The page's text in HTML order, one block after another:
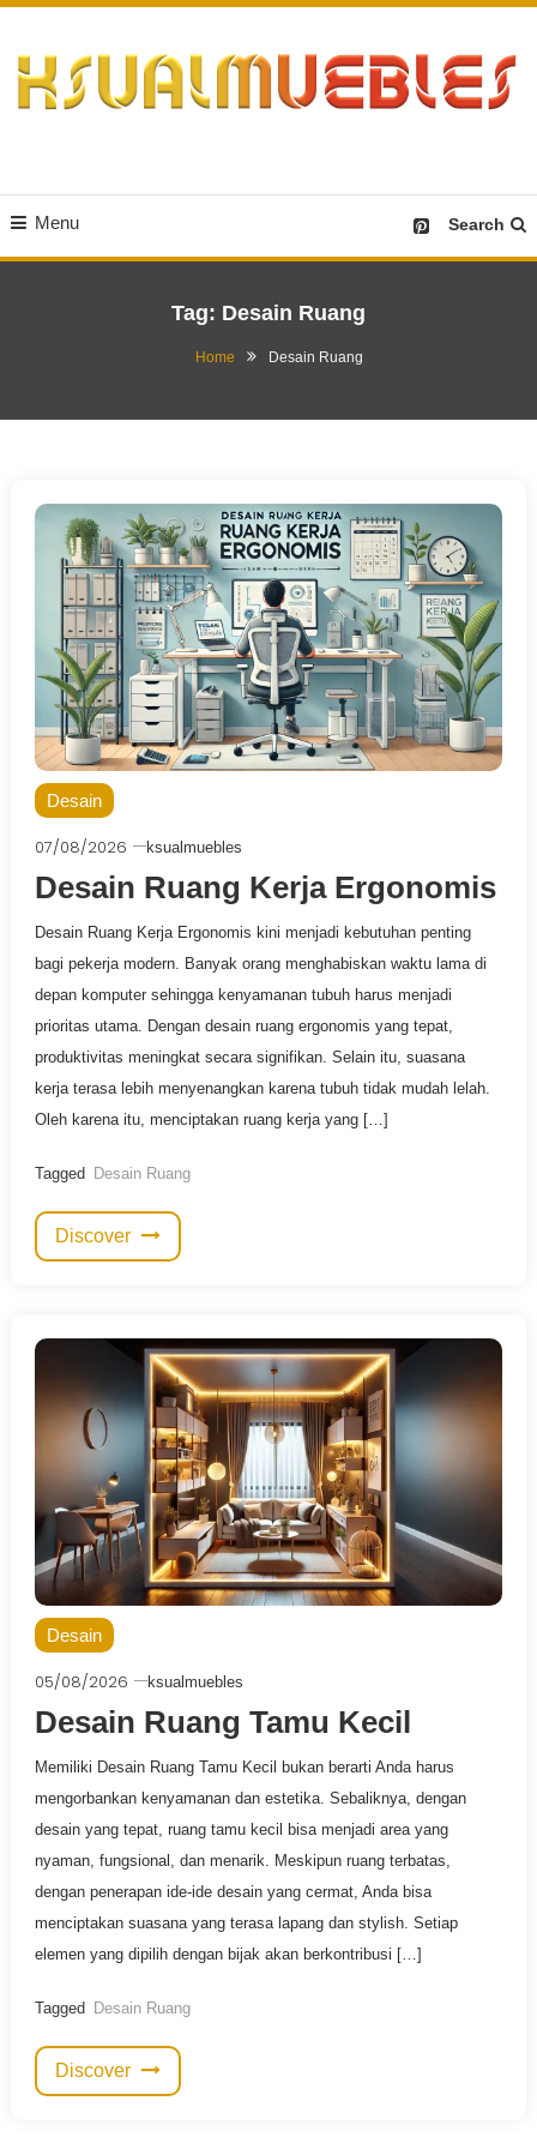
Content
Menu Search
Tag: Desain Ruang
Home Desain Ruang
Desain
07/08/2026 ksualmuebles
Desain Ruang Kerja Ergonomis
Desain Ruang Kerja Ergonomis kini menjadi kebutuhan penting
bagi pekerja modern. Banyak orang menghabiskan waktu lama di
depan komputer sehingga kenyamanan tubuh harus menjadi
prioritas utama. Dengan desain ruang ergonomis yang tepat,
produktivitas meningkat secara signifikan. Selain itu, suasana
kerja terasa lebih menyenangkan karena tubuh tidak mudah lelah.
Oleh karena itu, menciptakan ruang kerja yang […]
Tagged Desain Ruang
Discover
Desain
05/08/2026 ksualmuebles
Desain Ruang Tamu Kecil
Memiliki Desain Ruang Tamu Kecil bukan berarti Anda harus
mengorbankan kenyamanan dan estetika. Sebaliknya, dengan
desain yang tepat, ruang tamu kecil bisa menjadi area yang
nyaman, fungsional, dan menarik. Meskipun ruang terbatas,
dengan penerapan ide-ide desain yang cermat, Anda bisa
menciptakan suasana yang terasa lapang dan stylish. Setiap
elemen yang dipilih dengan bijak akan berkontribusi […]
Tagged Desain Ruang
Discover